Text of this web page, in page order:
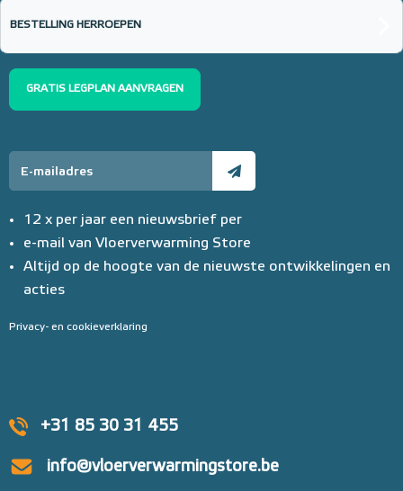
+31 85 30 31 455
info@vloerverwarmingstore.be
BESTELLING HERROEPEN
GRATIS LEGPLAN AANVRAGEN
12 x per jaar een nieuwsbrief per
e-mail van Vloerverwarming Store
Altijd op de hoogte van de nieuwste ontwikkelingen en
acties
Privacy- en cookieverklaring